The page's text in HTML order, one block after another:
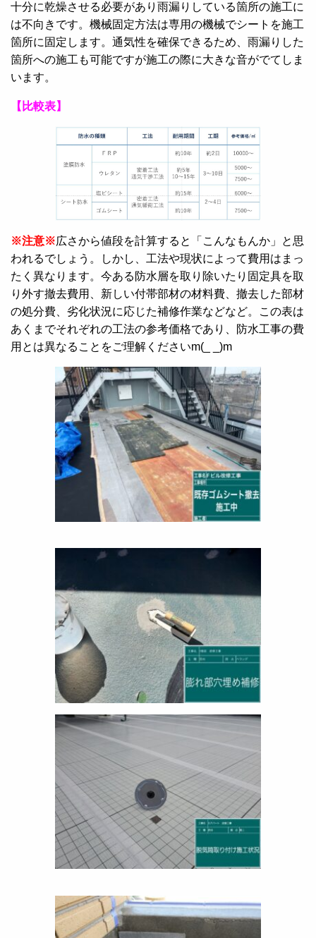
十分に乾燥させる必要があり雨漏りしている箇所の施工に
は不向きです。機械固定方法は専用の機械でシートを施工
箇所に固定します。通気性を確保できるため、雨漏りした
箇所への施工も可能ですが施工の際に大きな音がでてしま
います。
【比較表】
※注意※広さから値段を計算すると「こんなもんか」と思
われるでしょう。しかし、工法や現状によって費用はまっ
たく異なります。今ある防水層を取り除いたり固定具を取
り外す撤去費用、新しい付帯部材の材料費、撤去した部材
の処分費、劣化状況に応じた補修作業などなど。この表は
あくまでそれぞれの工法の参考価格であり、防水工事の費
用とは異なることをご理解くださいm(_ _)m